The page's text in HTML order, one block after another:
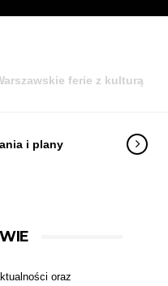
ferie z kulturą
i plany
oraz